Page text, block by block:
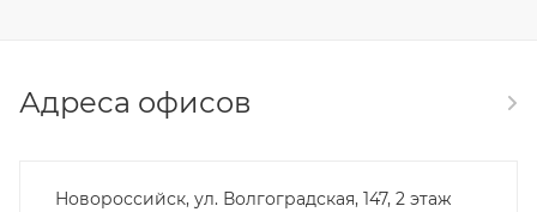
Адреса офисов
Новороссийск, ул. Волгоградская, 147, 2 этаж